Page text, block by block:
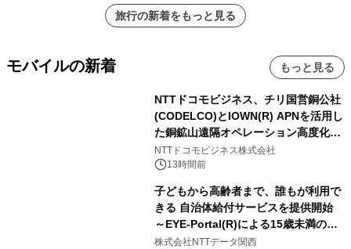
旅行の新着をもっと見る
モバイルの新着 もっと見る
NTTドコモビジネス、チリ国営銅公社
(CODELCO)とIOWN(R) APNを活用し
た銅鉱山遠隔オペレーション高度化に
向けた調査・実証を開始
NTTドコモビジネス株式会社
13時間前
子どもから高齢者まで、誰もが利用で
きる 自治体給付サービスを提供開始
～EYE-Portal(R)による15歳未満の本
人認証と デジタルデバイド対策で実現
株式会社NTTデータ関西